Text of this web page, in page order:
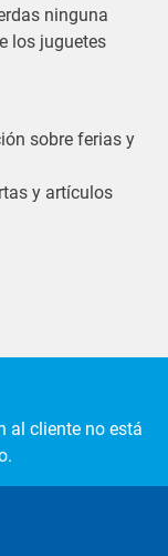
ninguna
los juguetes
sobre ferias y
y artículos
al cliente no está